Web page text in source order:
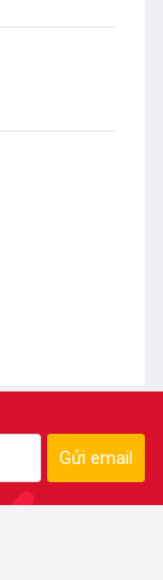
Gửi email